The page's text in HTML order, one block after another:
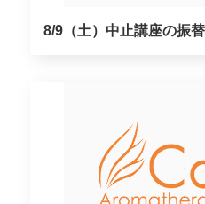
8/9（土）中止講座の振